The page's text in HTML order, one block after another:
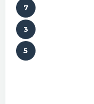
7
3
5